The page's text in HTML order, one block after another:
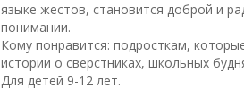
языке жестов, становится доброй и
понимании.
Кому понравится: подросткам,
истории о сверстниках, школьных
Для детей 9-12 лет.